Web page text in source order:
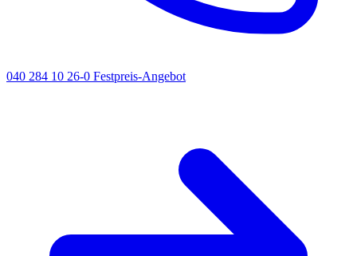
040 284 10 26-0 Festpreis-Angebot